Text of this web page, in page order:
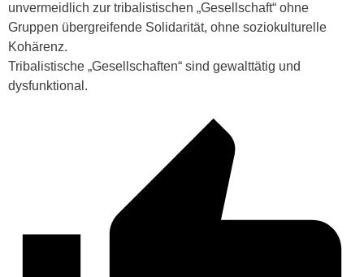
unvermeidlich zur tribalistischen „Gesellschaft“ ohne
Gruppen übergreifende Solidarität, ohne soziokulturelle
Kohärenz.
Tribalistische „Gesellschaften“ sind gewalttätig und
dysfunktional.